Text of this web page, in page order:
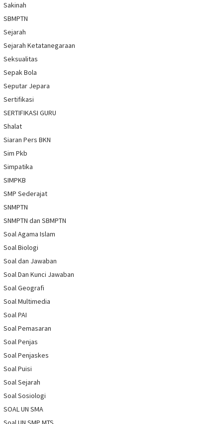
Sakinah
SBMPTN
Sejarah
Sejarah Ketatanegaraan
Seksualitas
Sepak Bola
Seputar Jepara
Sertifikasi
SERTIFIKASI GURU
Shalat
Siaran Pers BKN
Sim Pkb
Simpatika
SIMPKB
SMP Sederajat
SNMPTN
SNMPTN dan SBMPTN
Soal Agama Islam
Soal Biologi
Soal dan Jawaban
Soal Dan Kunci Jawaban
Soal Geografi
Soal Multimedia
Soal PAI
Soal Pemasaran
Soal Penjas
Soal Penjaskes
Soal Puisi
Soal Sejarah
Soal Sosiologi
SOAL UN SMA